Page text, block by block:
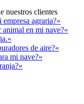
nuestros clientes
agraria?«
animal en mi nave?«
de aire?«
mi nave?«